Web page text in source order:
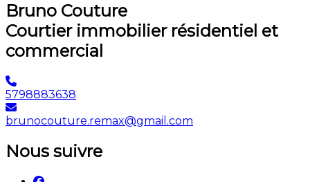
Bruno Couture
Courtier immobilier résidentiel et
commercial
5798883638
brunocouture.remax@gmail.com
Nous suivre